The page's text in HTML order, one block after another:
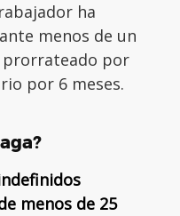
ha
menos de un
prorrateado por
por 6 meses.
menos de 25